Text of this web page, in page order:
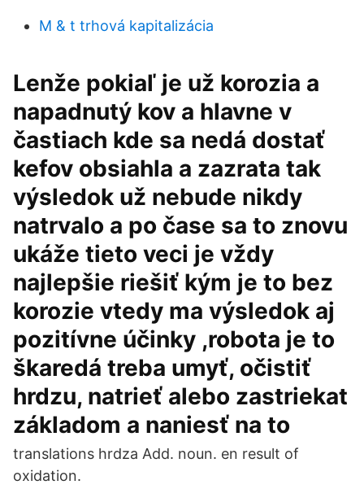
M & t trhová kapitalizácia
Lenže pokiaľ je už korozia a
napadnutý kov a hlavne v
častiach kde sa nedá dostať
kefov obsiahla a zazrata tak
výsledok už nebude nikdy
natrvalo a po čase sa to znovu
ukáže tieto veci je vždy
najlepšie riešiť kým je to bez
korozie vtedy ma výsledok aj
pozitívne účinky ,robota je to
škaredá treba umyť, očistiť
hrdzu, natrieť alebo zastriekat
základom a naniesť na to
translations hrdza Add. noun. en result of
oxidation.